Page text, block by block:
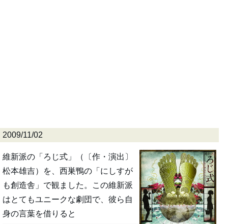
2009/11/02
維新派の「ろじ式」（〔作・演出〕
松本雄吉）を、西巣鴨の「にしすが
も創造舎」で観ました。この維新派
はとてもユニークな劇団で、彼ら自
身の言葉を借りると